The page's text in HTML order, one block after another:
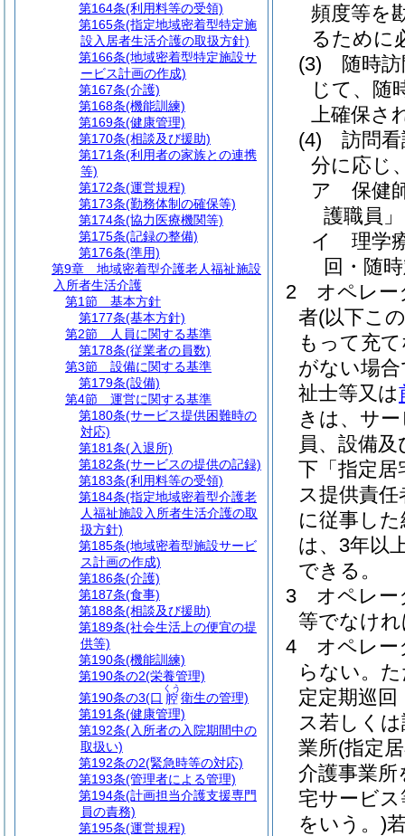
頻度等を
るために
(3)
随時
じて、随
上確保さ
(4)
訪問
分に応じ
ア
保健
護職員
イ
理学
回・随
2
オペレー
者(以下こ
もって充
がない場
祉士等又は
きは、サ
員、設備
下「指定
ス提供責
に従事し
は、3年以
できる。
3
オペレー
等でなけ
4
オペレー
らない。
定定期巡
ス若しく
業所(指定
介護事業
宅サービス
をいう。)
第164条(利用料等の受領)
第165条(指定地域密着型特定施
設入居者生活介護の取扱方針)
第166条(地域密着型特定施設サ
ービス計画の作成)
第167条(介護)
第168条(機能訓練)
第169条(健康管理)
第170条(相談及び援助)
第171条(利用者の家族との連携
等)
第172条(運営規程)
第173条(勤務体制の確保等)
第174条(協力医療機関等)
第175条(記録の整備)
第176条(準用)
第9章
地域密着型介護老人福祉施設
入所者生活介護
第1節
基本方針
第177条(基本方針)
第2節
人員に関する基準
第178条(従業者の員数)
第3節
設備に関する基準
第179条(設備)
第4節
運営に関する基準
第180条(サービス提供困難時の
対応)
第181条(入退所)
第182条(サービスの提供の記録)
第183条(利用料等の受領)
第184条(指定地域密着型介護老
人福祉施設入所者生活介護の取
扱方針)
第185条(地域密着型施設サービ
ス計画の作成)
第186条(介護)
第187条(食事)
第188条(相談及び援助)
第189条(社会生活上の便宜の提
供等)
第190条(機能訓練)
第190条の2(栄養管理)
第190条の3(口 腔
くう
衛生の管理)
第191条(健康管理)
第192条(入所者の入院期間中の
取扱い)
第192条の2(緊急時等の対応)
第193条(管理者による管理)
第194条(計画担当介護支援専門
員の責務)
第195条(運営規程)